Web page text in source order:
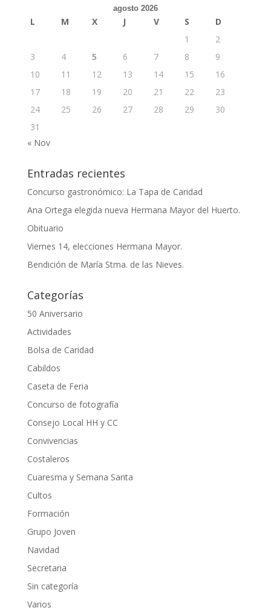
agosto 2026
L M X J V S
D
1
2
3
4 5 6 7 8
9
10
11 12 13 14 15
16
17
18 19 20 21 22
23
24
25 26 27 28 29
30
31
« Nov
Entradas recientes
Concurso gastronómico: La Tapa de Caridad
Ana Ortega elegida nueva Hermana Mayor del Huerto.
Obituario
Viernes 14, elecciones Hermana Mayor.
Bendición de María Stma. de las Nieves.
Categorías
50 Aniversario
Actividades
Bolsa de Caridad
Cabildos
Caseta de Feria
Concurso de fotografía
Consejo Local HH y CC
Convivencias
Costaleros
Cuaresma y Semana Santa
Cultos
Formación
Grupo Joven
Navidad
Secretaria
Sin categoría
Varios